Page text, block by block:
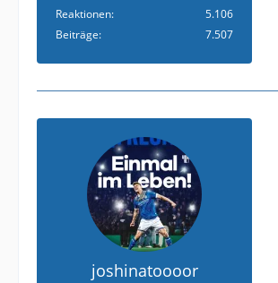
Reaktionen
5.106
Beiträge
7.507
joshinatoooor